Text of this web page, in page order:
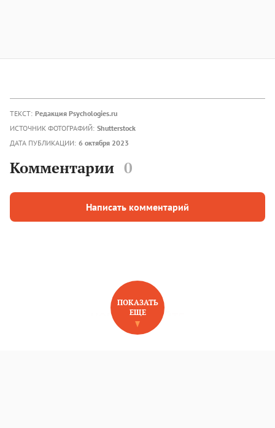
ТЕКСТ: Редакция Psychologies.ru
ИСТОЧНИК ФОТОГРАФИЙ: Shutterstock
ДАТА ПУБЛИКАЦИИ: 6 октября 2023
Комментарии 0
Написать комментарий
НОВОЕ НА САЙТЕ
ПОКАЗАТЬ
ЕЩЕ